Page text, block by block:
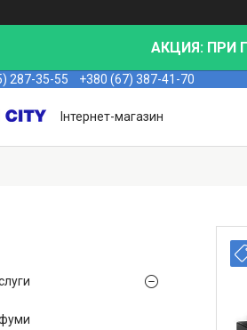
АКЦИЯ: ПРИ
287-35-55 +380 (67) 387-41-70
Інтернет-магазин